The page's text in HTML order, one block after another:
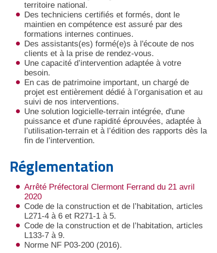
territoire national.
Des techniciens certifiés et formés, dont le
maintien en compétence est assuré par des
formations internes continues.
Des assistants(es) formé(e)s à l'écoute de nos
clients et à la prise de rendez-vous.
Une capacité d’intervention adaptée à votre
besoin.
En cas de patrimoine important, un chargé de
projet est entièrement dédié à l’organisation et au
suivi de nos interventions.
Une solution logicielle-terrain intégrée, d'une
puissance et d'une rapidité éprouvées, adaptée à
l’utilisation-terrain et à l’édition des rapports dès la
fin de l’intervention.
Réglementation
Arrêté Préfectoral Clermont Ferrand du 21 avril
2020
Code de la construction et de l’habitation, articles
L271-4 à 6 et R271-1 à 5.
Code de la construction et de l’habitation, articles
L133-7 à 9.
Norme NF P03-200 (2016).